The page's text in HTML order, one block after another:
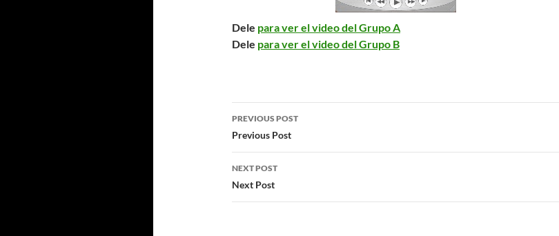
Dele para ver el video del Grupo A
Dele para ver el video del Grupo B
Post
navigation
PREVIOUS POST
Previous Post
NEXT POST
Next Post